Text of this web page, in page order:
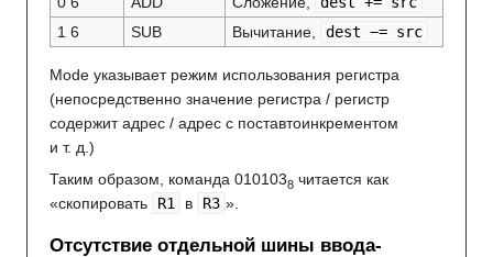
1 6
SUB Вычитание, dest −= src
Mode указывает режим использования регистра
(непосредственно значение регистра / регистр
содержит адрес / адрес с поставтоинкрементом
и т. д.)
Таким образом, команда 0101038 читается как
«скопировать
R1 в R3 ».
Отсутствие отдельной шины ввода-